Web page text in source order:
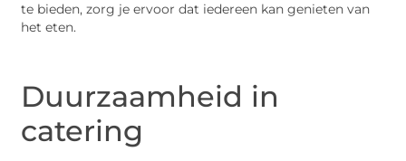
te bieden, zorg je ervoor dat iedereen kan genieten van
het eten.
Duurzaamheid in
catering